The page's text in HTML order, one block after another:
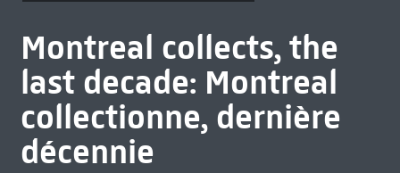
Montreal collects, the
last decade: Montreal
collectionne, dernière
décennie